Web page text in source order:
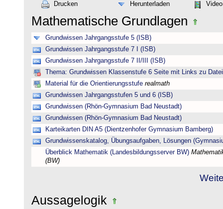
Drucken
Herunterladen Video
Mathematische Grundlagen
Grundwissen Jahrgangsstufe 5 (ISB)
Grundwissen Jahrgangsstufe 7 I (ISB)
Grundwissen Jahrgangsstufe 7 II/III (ISB)
Thema: Grundwissen Klassenstufe 6 Seite mit Links zu
Material für die Orientierungsstufe realmath
Grundwissen Jahrgangsstufen 5 und 6 (ISB)
Grundwissen (Rhön-Gymnasium Bad Neustadt)
Grundwissen (Rhön-Gymnasium Bad Neustadt)
Karteikarten DIN A5 (Dientzenhofer Gymnasium Bamberg)
Grundwissenskatalog, Übungsaufgaben, Lösungen
Überblick Mathematik (Landesbildungsserver BW)
(BW)
Aussagelogik